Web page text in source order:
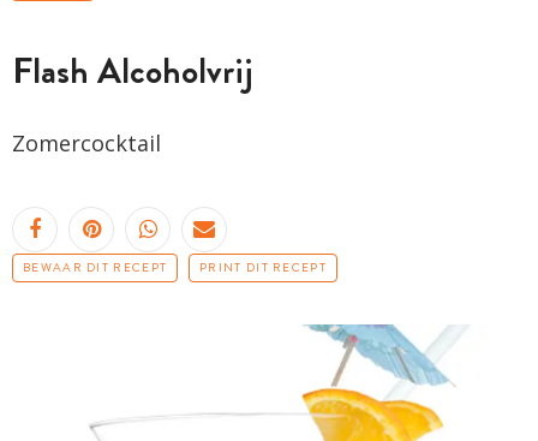
Flash Alcoholvrij
Zomercocktail
BEWAAR DIT RECEPT PRINT DIT RECEPT